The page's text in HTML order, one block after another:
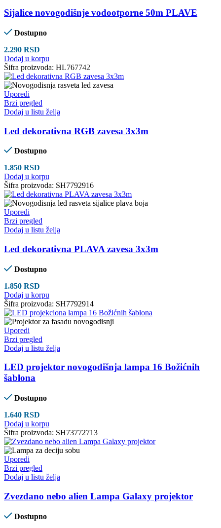
Sijalice novogodišnje vodootporne 50m PLAVE
Dostupno
2.290 RSD
Dodaj u korpu
Šifra proizvoda: HL767742
Uporedi
Brzi pregled
Dodaj u listu želja
Led dekorativna RGB zavesa 3x3m
Dostupno
1.850 RSD
Dodaj u korpu
Šifra proizvoda: SH7792916
Uporedi
Brzi pregled
Dodaj u listu želja
Led dekorativna PLAVA zavesa 3x3m
Dostupno
1.850 RSD
Dodaj u korpu
Šifra proizvoda: SH7792914
Uporedi
Brzi pregled
Dodaj u listu želja
LED projektor novogodišnja lampa 16 Božićnih
šablona
Dostupno
1.640 RSD
Dodaj u korpu
Šifra proizvoda: SH73772713
Uporedi
Brzi pregled
Dodaj u listu želja
Zvezdano nebo alien Lampa Galaxy projektor
Dostupno